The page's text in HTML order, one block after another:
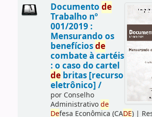
Documento de
Trabalho nº
001/2019 :
Mensurando os
benefíciosde
combate à cartéis
: o caso do cartel
debritas [recurso
eletrônico] /
por Conselho
Administrativode
Defesa Econômica (CADE)|